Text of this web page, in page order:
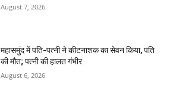
August 7, 2026
महासमुंद में पति-पत्नी ने कीटनाशक का सेवन किया, पति
की मौत; पत्नी की हालत गंभीर
August 6, 2026